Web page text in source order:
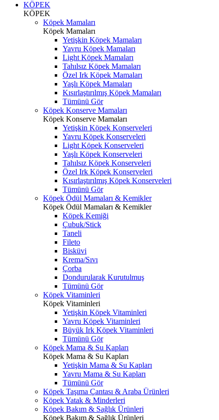
KÖPEK
KÖPEK
Köpek Mamaları
Köpek Mamaları
Yetişkin Köpek Mamaları
Yavru Köpek Mamaları
Light Köpek Mamaları
Tahılsız Köpek Mamaları
Özel Irk Köpek Mamaları
Yaşlı Köpek Mamaları
Kısırlaştırılmış Köpek Mamaları
Tümünü Gör
Köpek Konserve Mamaları
Köpek Konserve Mamaları
Yetişkin Köpek Konserveleri
Yavru Köpek Konserveleri
Light Köpek Konserveleri
Yaşlı Köpek Konserveleri
Tahılsız Köpek Konserveleri
Özel Irk Köpek Konserveleri
Kısırlaştırılmış Köpek Konserveleri
Tümünü Gör
Köpek Ödül Mamaları & Kemikler
Köpek Ödül Mamaları & Kemikler
Köpek Kemiği
Çubuk/Stick
Taneli
Fileto
Bisküvi
Krema/Sıvı
Çorba
Dondurularak Kurutulmuş
Tümünü Gör
Köpek Vitaminleri
Köpek Vitaminleri
Yetişkin Köpek Vitaminleri
Yavru Köpek Vitaminleri
Büyük Irk Köpek Vitaminleri
Tümünü Gör
Köpek Mama & Su Kapları
Köpek Mama & Su Kapları
Yetişkin Mama & Su Kapları
Yavru Mama & Su Kapları
Tümünü Gör
Köpek Taşıma Çantası & Araba Ürünleri
Köpek Yatak & Minderleri
Köpek Bakım & Sağlık Ürünleri
Köpek Bakım & Sağlık Ürünleri